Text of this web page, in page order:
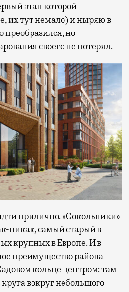
этап которой
их тут немало) и ныряю в
преобразился, но
своего не потерял.
прилично. «Сокольники»
никак, самый старый в
крупных в Европе. И в
преимущество района
кольце центром: там
вокруг небольшого